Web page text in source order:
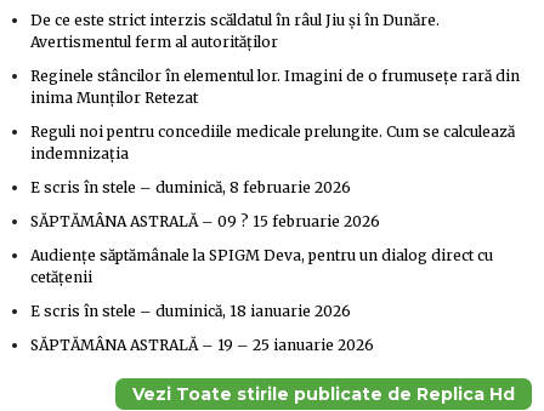
De ce este strict interzis scăldatul în râul Jiu și în Dunăre.
Avertismentul ferm al autorităților
Reginele stâncilor în elementul lor. Imagini de o frumusețe rară din
inima Munților Retezat
Reguli noi pentru concediile medicale prelungite. Cum se calculează
indemnizația
E scris în stele – duminică, 8 februarie 2026
SĂPTĂMÂNA ASTRALĂ – 09 ? 15 februarie 2026
Audiențe săptămânale la SPIGM Deva, pentru un dialog direct cu
cetățenii
E scris în stele – duminică, 18 ianuarie 2026
SĂPTĂMÂNA ASTRALĂ – 19 – 25 ianuarie 2026
Vezi Toate stirile publicate de Replica Hd